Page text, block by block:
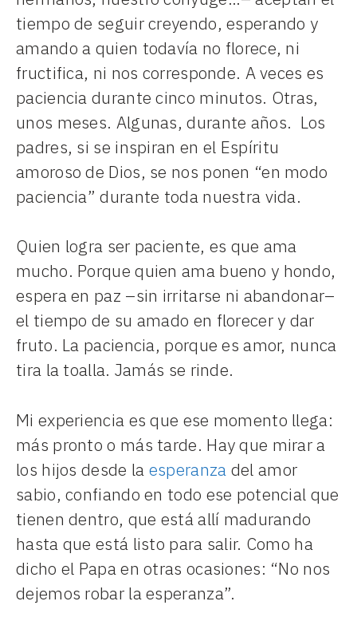
tiempo de seguir creyendo, esperando y
amando a quien todavía no florece, ni
fructifica, ni nos corresponde. A veces es
paciencia durante cinco minutos. Otras,
unos meses. Algunas, durante años. Los
padres, si se inspiran en el Espíritu
amoroso de Dios, se nos ponen “en modo
paciencia” durante toda nuestra vida.
Quien logra ser paciente, es que ama
mucho. Porque quien ama bueno y hondo,
espera en paz –sin irritarse ni abandonar–
el tiempo de su amado en florecer y dar
fruto. La paciencia, porque es amor, nunca
tira la toalla. Jamás se rinde.
Mi experiencia es que ese momento llega:
más pronto o más tarde. Hay que mirar a
los hijos desde la esperanza del amor
sabio, confiando en todo ese potencial que
tienen dentro, que está allí madurando
hasta que está listo para salir. Como ha
dicho el Papa en otras ocasiones: “No nos
dejemos robar la esperanza”.